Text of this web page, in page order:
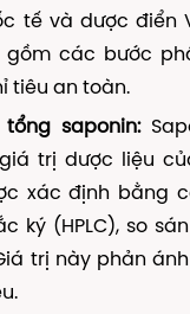
tế và dược điển
gồm các bước
tiêu an toàn.
saponin:
trị dược liệu
xác định bằng
ký (HPLC), so
trị này phản